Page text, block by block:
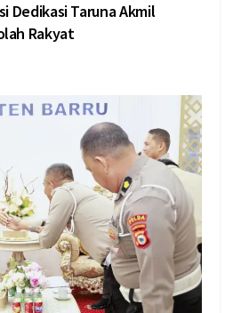
Dedikasi Taruna Akmil
Rakyat